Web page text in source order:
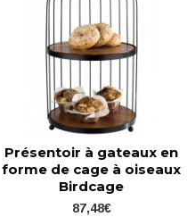
Présentoir à gateaux en
forme de cage à oiseaux
Birdcage
87,48€